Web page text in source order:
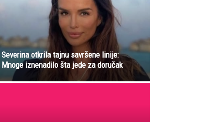
Severina otkrila tajnu savršene linije:
Mnoge iznenadilo šta jede za doručak